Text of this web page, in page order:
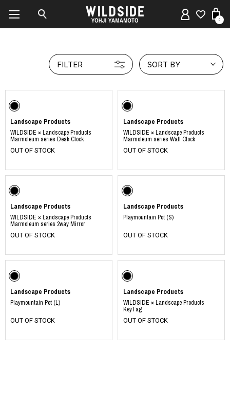
0
FILTER SORT BY
Landscape Products
WILDSIDE × Landscape Products
Marmoleum series Desk Clock
OUT OF STOCK
Landscape Products
WILDSIDE × Landscape Products
Marmoleum series Wall Clock
OUT OF STOCK
Landscape Products
WILDSIDE × Landscape Products
Marmoleum series 2way Mirror
OUT OF STOCK
Landscape Products
Playmountain Pot (S)
OUT OF STOCK
Landscape Products
Playmountain Pot (L)
OUT OF STOCK
Landscape Products
WILDSIDE × Landscape Products
KeyTag
OUT OF STOCK